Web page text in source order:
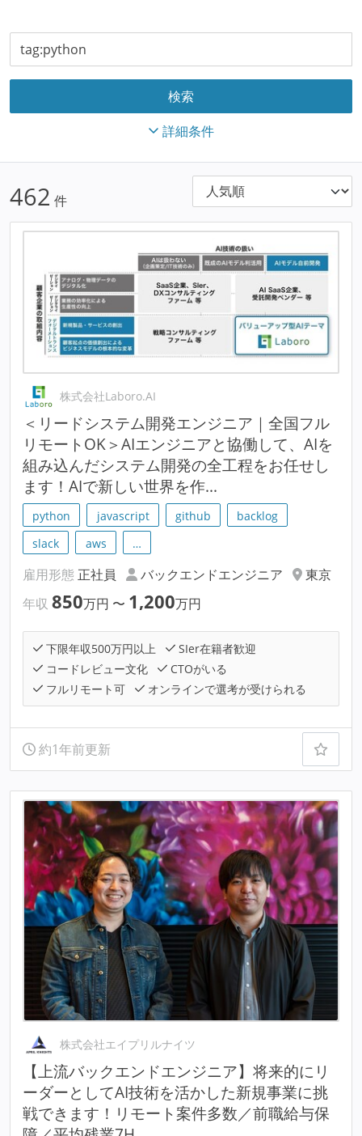
詳細条件
462 件
株式会社Laboro.AI
＜リードシステム開発エンジニア｜全国フル
リモートOK＞AIエンジニアと協働して、AIを
組み込んだシステム開発の全工程をお任せし
ます！AIで新しい世界を作...
python javascript github
backlog
slack
aws …
雇用形態 正社員 バックエンドエンジニア
東京
年収 850万円 〜 1,200万円
下限年収500万円以上
SIer在籍者歓迎
コードレビュー文化
CTOがいる
フルリモート可
オンラインで選考が受けられる
約1年前更新
株式会社エイプリルナイツ
【上流バックエンドエンジニア】将来的にリ
ーダーとしてAI技術を活かした新規事業に挑
戦できます！リモート案件多数／前職給与保